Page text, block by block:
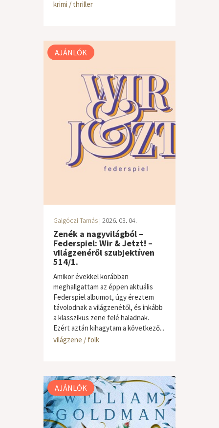
krimi / thriller
AJÁNLÓK
Galgóczi Tamás | 2026. 03. 04.
Zenék a nagyvilágból –
Federspiel: Wir & Jetzt! –
világzenéről szubjektíven
514/1.
Amikor évekkel korábban
meghallgattam az éppen aktuális
Federspiel albumot, úgy éreztem
távolodnak a világzenétől, és inkább
a klasszikus zene felé haladnak.
Ezért aztán kihagytam a következő...
világzene / folk
AJÁNLÓK